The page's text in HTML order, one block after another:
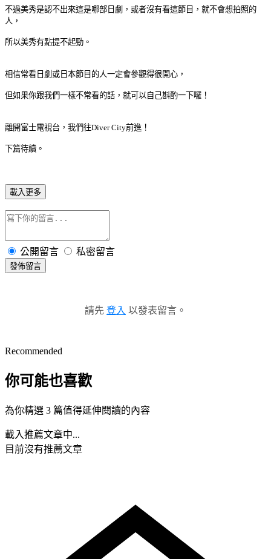
不過美秀是認不出來這是哪部日劇，或者沒有看這節目，就不會想拍照的
人，
所以美秀有點提不起勁。
相信常看日劇或日本節目的人一定會參觀得很開心，
但如果你跟我們一樣不常看的話，就可以自己斟酌一下囉！
離開富士電視台，我們往Diver City前進！
下篇待續。
載入更多
公開留言 私密留言
發佈留言
請先 登入 以發表留言。
Recommended
你可能也喜歡
為你精選 3 篇值得延伸閱讀的內容
載入推薦文章中...
目前沒有推薦文章